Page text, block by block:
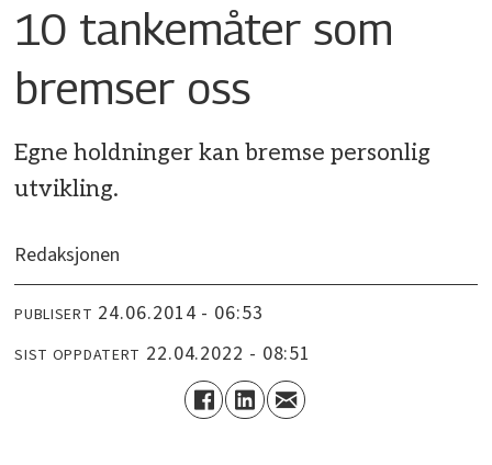
10 tankemåter som
bremser oss
Egne holdninger kan bremse personlig
utvikling.
Redaksjonen
PUBLISERT 24.06.2014 - 06:53
SIST OPPDATERT 22.04.2022 - 08:51